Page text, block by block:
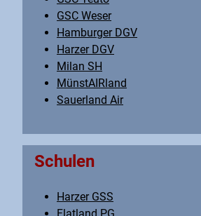
GSC Weser
Hamburger DGV
Harzer DGV
Milan SH
MünstAIRland
Sauerland Air
Schulen
Harzer GSS